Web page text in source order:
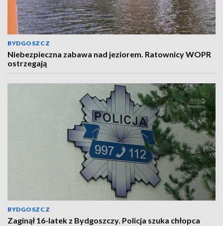
BYDGOSZCZ
Niebezpieczna zabawa nad jeziorem. Ratownicy WOPR
ostrzegają
BYDGOSZCZ
Zaginął 16-latek z Bydgoszczy. Policja szuka chłopca